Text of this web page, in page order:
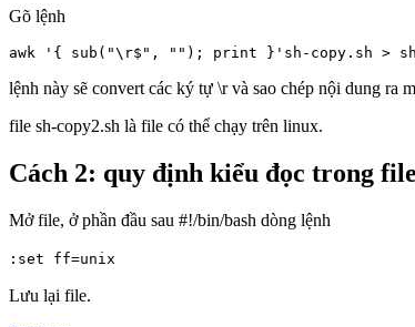
Gõ lệnh
awk '{ sub("\r$", ""); print }'sh-copy.sh >
lệnh này sẽ convert các ký tự \r và sao chép nội dung ra
file sh-copy2.sh là file có thể chạy trên linux.
Cách 2: quy định kiểu đọc trong file
Mở file, ở phần đầu sau #!/bin/bash dòng lệnh
:set ff=unix
Lưu lại file.